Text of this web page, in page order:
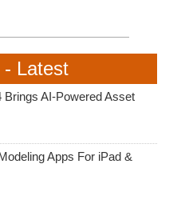
- Latest
AI-Powered Asset
Apps For iPad &